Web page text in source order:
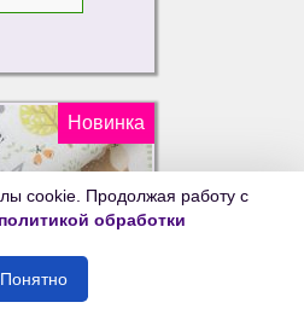
Новинка
cookie. Продолжая работу с
политикой обработки
Понятно